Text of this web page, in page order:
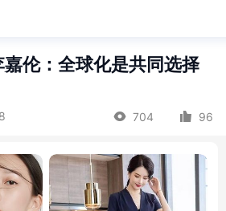
伦：全球化是共同选择
704 96